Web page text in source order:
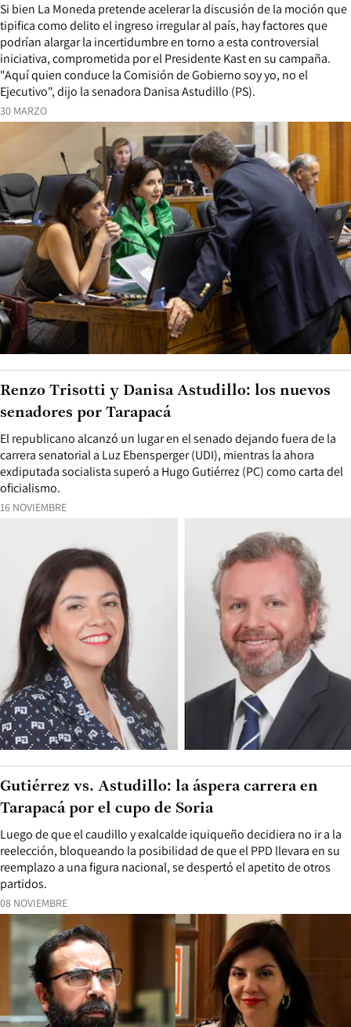
30 MARZO
Si bien La Moneda pretende acelerar la discusión de la moción que
tipifica como delito el ingreso irregular al país, hay factores que
podrían alargar la incertidumbre en torno a esta controversial
iniciativa, comprometida por el Presidente Kast en su campaña.
"Aquí quien conduce la Comisión de Gobierno soy yo, no el
Ejecutivo", dijo la senadora Danisa Astudillo (PS).
16 NOVIEMBRE
El republicano alcanzó un lugar en el senado dejando fuera de la
carrera senatorial a Luz Ebensperger (UDI), mientras la ahora
exdiputada socialista superó a Hugo Gutiérrez (PC) como carta del
oficialismo.
Renzo Trisotti y Danisa Astudillo: los nuevos
senadores por Tarapacá
08 NOVIEMBRE
Luego de que el caudillo y exalcalde iquiqueño decidiera no ir a la
reelección, bloqueando la posibilidad de que el PPD llevara en su
reemplazo a una figura nacional, se despertó el apetito de otros
partidos.
Gutiérrez vs. Astudillo: la áspera carrera en
Tarapacá por el cupo de Soria